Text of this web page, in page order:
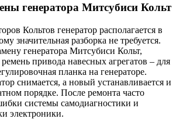
генератора Митсубиси Кольт
Кольтов генератор располагается в
значительная разборка не требуется.
генератора Митсубиси Кольт,
привода навесных агрегатов – для
планка на генераторе.
снимается, а новый устанавливается и
порядке. После ремонта часто
системы самодиагностики и
электроники.